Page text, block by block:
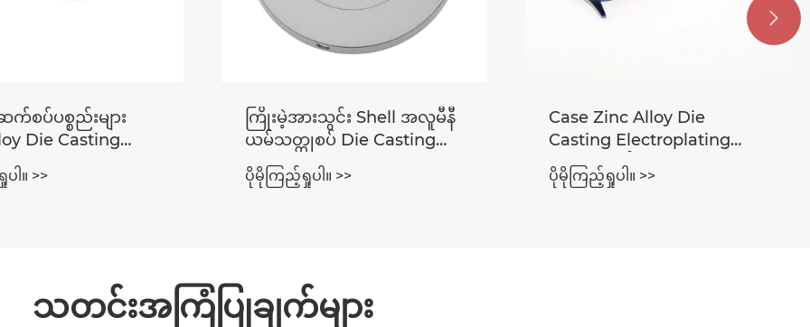
က်စပ်ပစ္စည်းများ
Die Casting
လုပ်ငန်းစဉ်
ါ။ >>
ကြိုးမဲ့အားသွင်း Shell အလူမီနီ
ယမ်သတ္တုစပ် Die Casting
ဆေးသုတ်လုပ်ငန်းစဉ်
ပိုမိုကြည့်ရှုပါ။ >>
Case Zinc Alloy Die
Casting Electroplating
Process ကိုကြည့်ပါ။
ပိုမိုကြည့်ရှုပါ။ >>

သတင်းအကြံပြုချက်များ